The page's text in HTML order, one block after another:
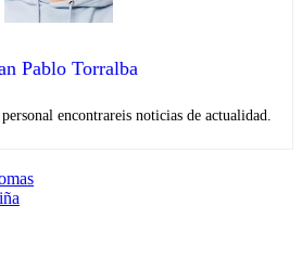
Pablo Torralba
encontrareis noticias de actualidad.